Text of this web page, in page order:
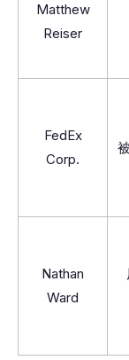
Matthew
Reiser
FedEx
Corp.
Nathan
Ward